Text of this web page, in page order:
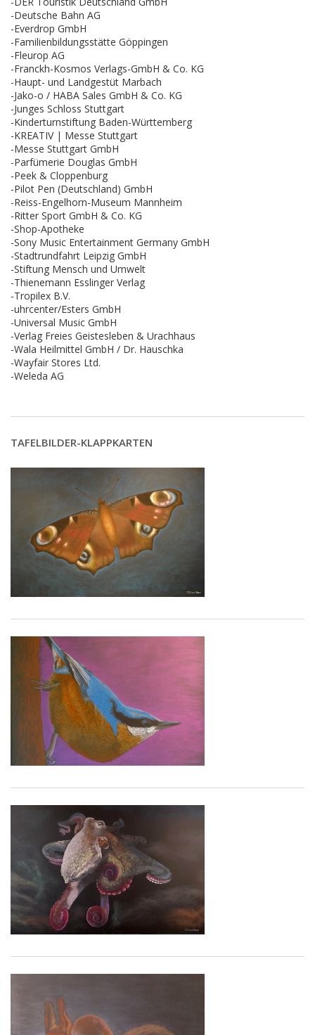
-Deutsche Bahn AG
-Everdrop GmbH
-Familienbildungsstätte Göppingen
-Fleurop AG
-Franckh-Kosmos Verlags-GmbH & Co. KG
-Haupt- und Landgestüt Marbach
-Jako-o / HABA Sales GmbH & Co. KG
-Junges Schloss Stuttgart
-Kinderturnstiftung Baden-Württemberg
-KREATIV | Messe Stuttgart
-Messe Stuttgart GmbH
-Parfümerie Douglas GmbH
-Peek & Cloppenburg
-Pilot Pen (Deutschland) GmbH
-Reiss-Engelhorn-Museum Mannheim
-Ritter Sport GmbH & Co. KG
-Shop-Apotheke
-Sony Music Entertainment Germany GmbH
-Stadtrundfahrt Leipzig GmbH
-Stiftung Mensch und Umwelt
-Thienemann Esslinger Verlag
-Tropilex B.V.
-uhrcenter/Esters GmbH
-Universal Music GmbH
-Verlag Freies Geistesleben & Urachhaus
-Wala Heilmittel GmbH / Dr. Hauschka
-Wayfair Stores Ltd.
-Weleda AG
TAFELBILDER-KLAPPKARTEN